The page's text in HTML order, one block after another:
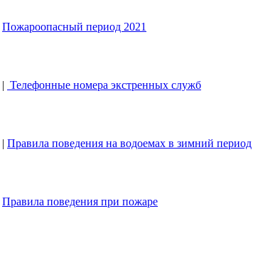
Пожароопасный период 2021
| Телефонные номера экстренных служб
| Правила поведения на водоемах в зимний период
Правила поведения при пожаре